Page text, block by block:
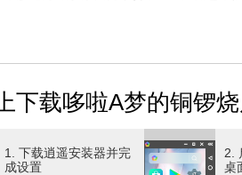
式甜点开始，再布置展示柜和摆设桌
不二雄的各种作品中的角色将作为
冒险中，即使遇到困难，
下载哆啦A梦的铜锣
1. 下载逍遥安装器并完
成设置
2.
桌